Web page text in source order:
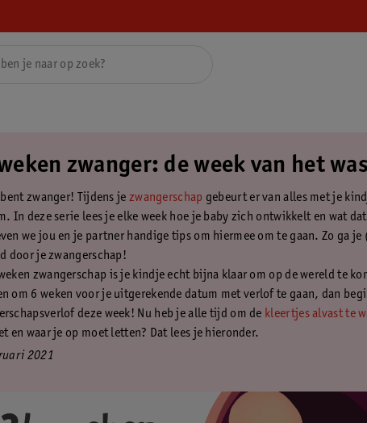
zwanger: de week van het
bent zwanger! Tijdens je zwangerschap gebeurt er van alles met je
In deze serie lees je elke week hoe je baby zich ontwikkelt en wat
we jou en je partner handige tips om hiermee om te gaan. Zo ga
door je zwangerschap!
zwangerschap is je kindje echt bijna klaar om op de wereld te
om 6 weken voor je uitgerekende datum met verlof te gaan, dan
deze week! Nu heb je alle tijd om de kleertjes alvast te
en waar je op moet letten? Dat lees je hieronder.
2021